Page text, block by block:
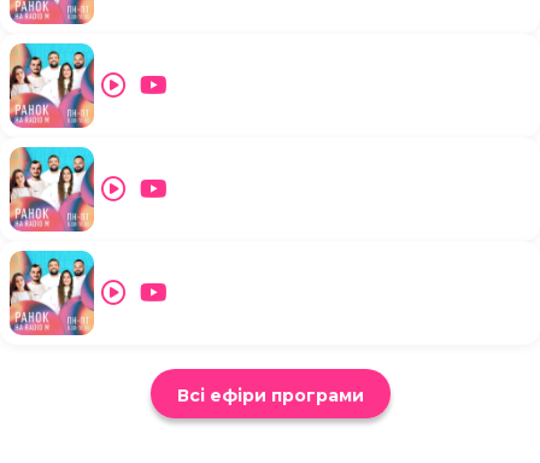
Всі ефіри програми